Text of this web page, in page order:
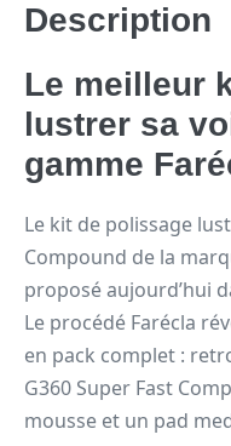
Description
Le meilleur
lustrer sa
gamme
Le kit de polissage
Compound de la
proposé aujourd’hui
Le procédé Farécla
en pack complet :
G360 Super Fast
mousse et un pad